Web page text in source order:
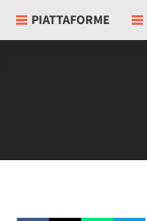
PIATTAFORME